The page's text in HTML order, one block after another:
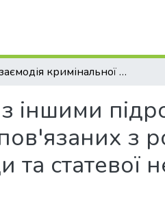
Взаємодія кримінальної поліції з іншими підрозділами при розслідуванні правопорушень пов'язаних з розслідуванням злочинів проти статевої свободи та статевої недоторканності
з іншими
з
та статевої